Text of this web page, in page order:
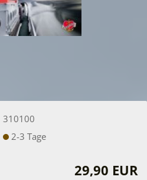
310100
2-3 Tage
29,90 EUR